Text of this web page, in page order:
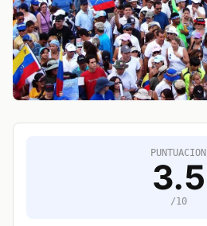
PUNTUACION
3.5
/10